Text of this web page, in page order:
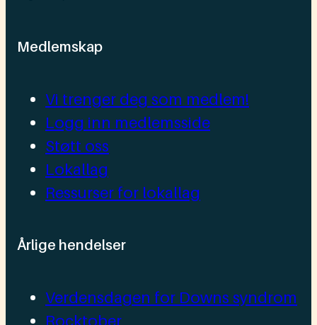
Medlemskap
Vi trenger deg som medlem!
Logg inn medlemsside
Støtt oss
Lokallag
Ressurser for lokallag
Årlige hendelser
Verdensdagen for Downs syndrom
Rocktober